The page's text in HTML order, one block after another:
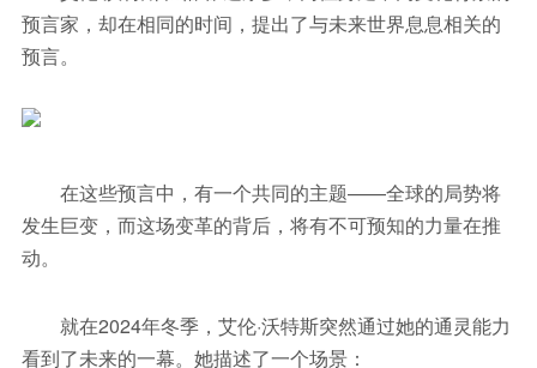
预言家，却在相同的时间，提出了与未来世界息息相关的
预言。
在这些预言中，有一个共同的主题——全球的局势将
发生巨变，而这场变革的背后，将有不可预知的力量在推
动。
就在2024年冬季，艾伦·沃特斯突然通过她的通灵能力
看到了未来的一幕。她描述了一个场景：